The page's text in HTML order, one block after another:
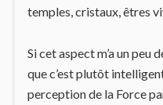
temples, cristaux, êtres
Si cet aspect m’a un peu
que c’est plutôt
perception de la Force